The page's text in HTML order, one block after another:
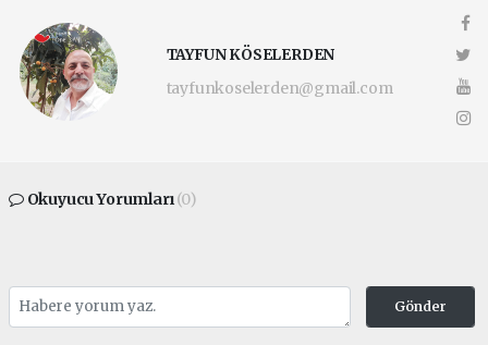
TAYFUN KÖSELERDEN
tayfunkoselerden@gmail.com
Okuyucu Yorumları(0)
Gönder